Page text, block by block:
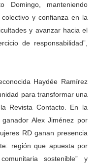
Domingo, manteniendo
y confianza en la
y avanzar hacia el
de responsabilidad”,
Haydée Ramírez
para transformar una
Revista Contacto. En la
Alex Jiménez por
RD ganan presencia
región que apuesta por
sostenible” y